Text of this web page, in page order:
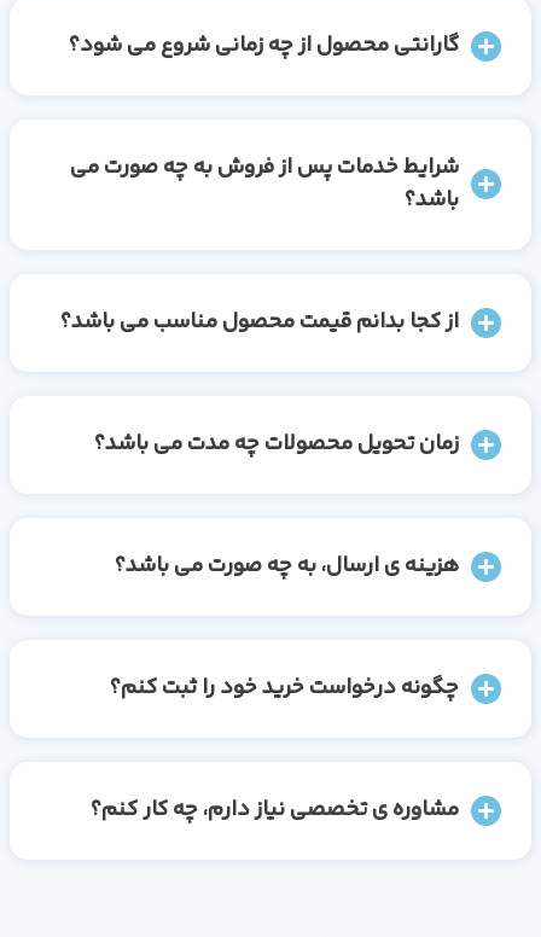
گارانتی محصول از چه زمانی شروع می شود؟
شرایط خدمات پس از فروش به چه صورت می
باشد؟
از کجا بدانم قیمت محصول مناسب می باشد؟
زمان تحویل محصولات چه مدت می باشد؟
هزینه ی ارسال، به چه صورت می باشد؟
چگونه درخواست خرید خود را ثبت کنم؟
مشاوره ی تخصصی نیاز دارم، چه کار کنم؟